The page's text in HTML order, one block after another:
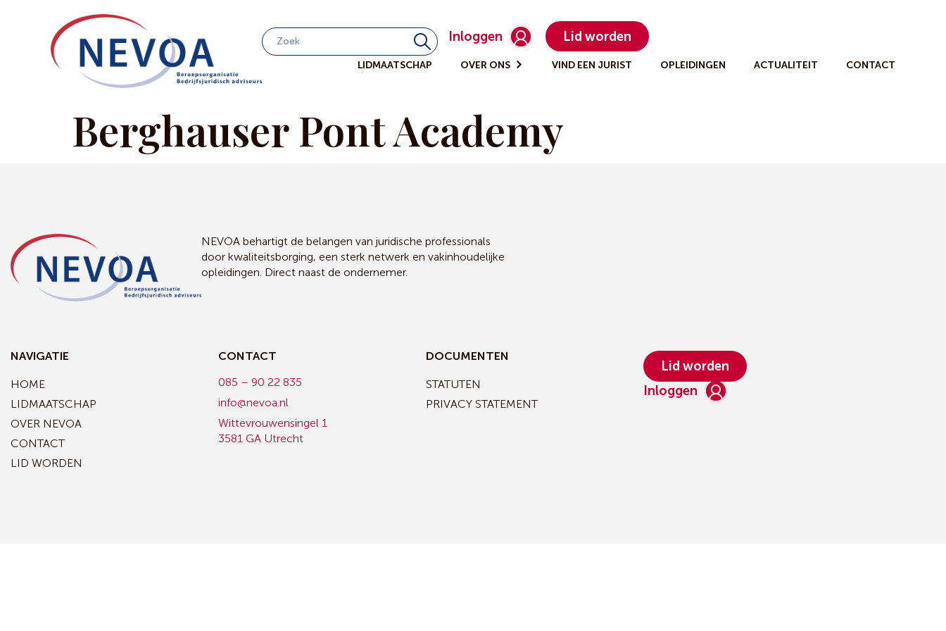
Inloggen Lid worden
LIDMAATSCHAP OVER ONS VIND EEN JURIST OPLEIDINGEN ACTUALITEIT CONTACT
Berghauser Pont Academy
NEVOA behartigt de belangen van juridische professionals
door kwaliteitsborging, een sterk netwerk en vakinhoudelijke
opleidingen. Direct naast de ondernemer.
NAVIGATIE
HOME
LIDMAATSCHAP
OVER NEVOA
CONTACT
LID WORDEN
CONTACT
085 – 90 22 835
info@nevoa.nl
Wittevrouwensingel 1
3581 GA Utrecht
DOCUMENTEN
STATUTEN
PRIVACY STATEMENT
Inloggen
Lid worden